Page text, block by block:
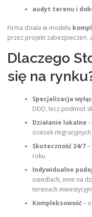
audyt terenu i
Firma działa w modelu
przez projekt zabezpieczeń,
Dlaczego
się na
Specjalizacja
DDD, lecz podmiot
Działanie lokalne
ścieżek
Skuteczność 24/7–
roku.
Indywidualne
osiedlach, inne na
terenach
Kompleksowość–